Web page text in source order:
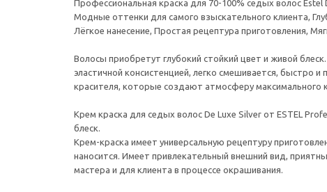
Профессиональная краска для 70-100% седых волос
Модные оттенки для самого взыскательного клиента,
Лёгкое нанесение, Простая рецептура приготовления,
Волосы приобретут глубокий стойкий цвет и живой
эластичной консистенцией, легко смешивается, быстро
красителя, которые создают атмосферу максимального
Крем краска для седых волос De Luxe Silver от ESTEL
блеск.
Крем-краска имеет универсальную рецептуру
наносится. Имеет привлекательный внешний вид,
мастера и для клиента в процессе окрашивания.